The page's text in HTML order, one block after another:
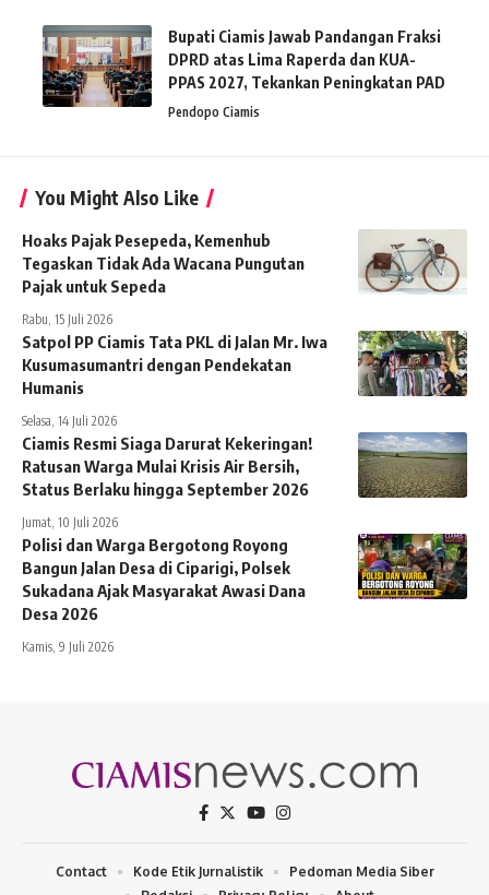
Bupati Ciamis Jawab Pandangan Fraksi
DPRD atas Lima Raperda dan KUA-
PPAS 2027, Tekankan Peningkatan PAD
Pendopo Ciamis
You Might Also Like
Hoaks Pajak Pesepeda, Kemenhub
Tegaskan Tidak Ada Wacana Pungutan
Pajak untuk Sepeda
Rabu, 15 Juli 2026
Satpol PP Ciamis Tata PKL di Jalan Mr. Iwa
Kusumasumantri dengan Pendekatan
Humanis
Selasa, 14 Juli 2026
Ciamis Resmi Siaga Darurat Kekeringan!
Ratusan Warga Mulai Krisis Air Bersih,
Status Berlaku hingga September 2026
Jumat, 10 Juli 2026
Polisi dan Warga Bergotong Royong
Bangun Jalan Desa di Ciparigi, Polsek
Sukadana Ajak Masyarakat Awasi Dana
Desa 2026
Kamis, 9 Juli 2026
Contact Kode Etik Jurnalistik
Pedoman Media Siber